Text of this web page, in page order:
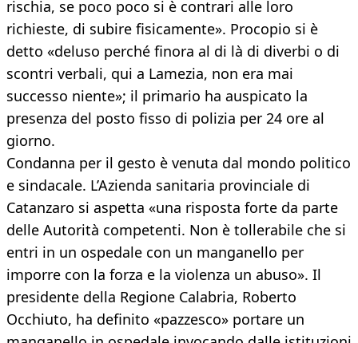
rischia, se poco poco si è contrari alle loro
richieste, di subire fisicamente». Procopio si è
detto «deluso perché finora al di là di diverbi o di
scontri verbali, qui a Lamezia, non era mai
successo niente»; il primario ha auspicato la
presenza del posto fisso di polizia per 24 ore al
giorno.
Condanna per il gesto è venuta dal mondo politico
e sindacale. L’Azienda sanitaria provinciale di
Catanzaro si aspetta «una risposta forte da parte
delle Autorità competenti. Non è tollerabile che si
entri in un ospedale con un manganello per
imporre con la forza e la violenza un abuso». Il
presidente della Regione Calabria, Roberto
Occhiuto, ha definito «pazzesco» portare un